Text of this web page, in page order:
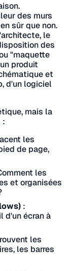
des murs
sûr que non.
le
des
"maquette
produit
et
d'un logiciel
mais la
:
les
de page,
les
et organisées
:
d'un écran à
les
les barres